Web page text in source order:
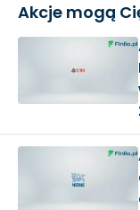
Akcje mogą